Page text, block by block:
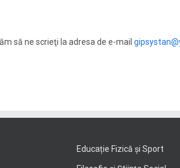
să ne scrieţi la adresa de e-mail
Educație Fizică și Sport